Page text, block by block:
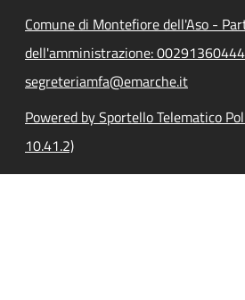
Comune di Montefiore dell'Aso -
dell'amministrazione:
segreteriamfa@emarche.it
Powered by Sportello Telematico
10.41.2)